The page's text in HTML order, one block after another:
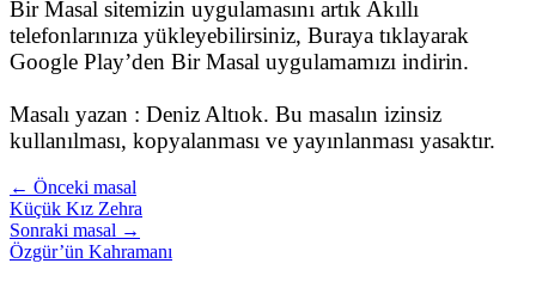
Bir Masal sitemizin uygulamasını artık Akıllı
telefonlarınıza yükleyebilirsiniz, Buraya tıklayarak
Google Play’den Bir Masal uygulamamızı indirin.
Masalı yazan : Deniz Altıok. Bu masalın izinsiz
kullanılması, kopyalanması ve yayınlanması yasaktır.
← Önceki masal
Küçük Kız Zehra
Sonraki masal →
Özgür’ün Kahramanı